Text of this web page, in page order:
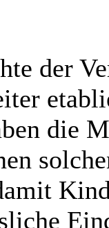
der
die